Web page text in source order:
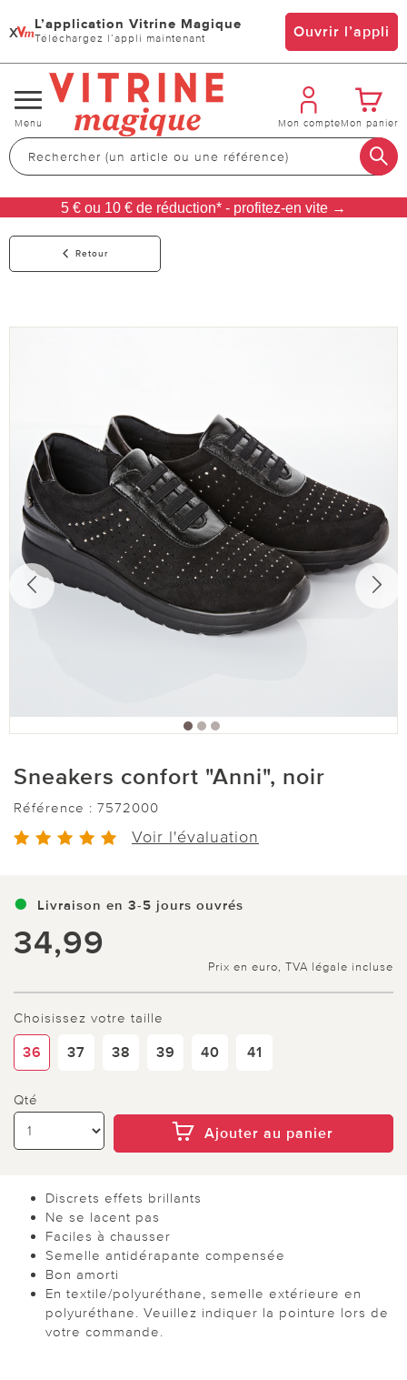
x L’application Vitrine Magique
Téléchargez l’appli maintenant Ouvrir l’appli
Changer
de
navigation
Menu Mon compteMon panier
5 € ou 10 € de réduction* - profitez-en vite →
Retour
Sneakers confort "Anni", noir
Référence : 7572000
Voir l'évaluation
Livraison en 3-5 jours ouvrés
34,99
Prix en euro, TVA légale incluse
Choisissez votre taille
36 37 38 39 40 41
Qté
Ajouter au panier
Discrets effets brillants
Ne se lacent pas
Faciles à chausser
Semelle antidérapante compensée
Bon amorti
En textile/polyuréthane, semelle extérieure en
polyuréthane. Veuillez indiquer la pointure lors de
votre commande.